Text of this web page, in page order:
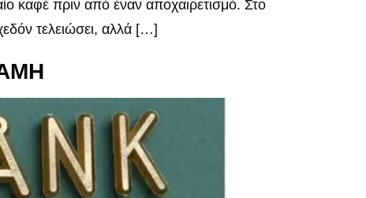
καφέ πριν από έναν αποχαιρετισμό. Στο
τελειώσει, αλλά […]